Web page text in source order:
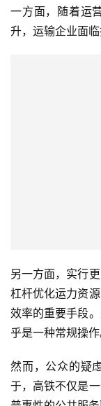
一方面，随着运
升，运输企业面临
另一方面，实行
杠杆优化运力资
效率的重要手段
乎是一种常规操作
然而，公众的疑
于，高铁不仅是